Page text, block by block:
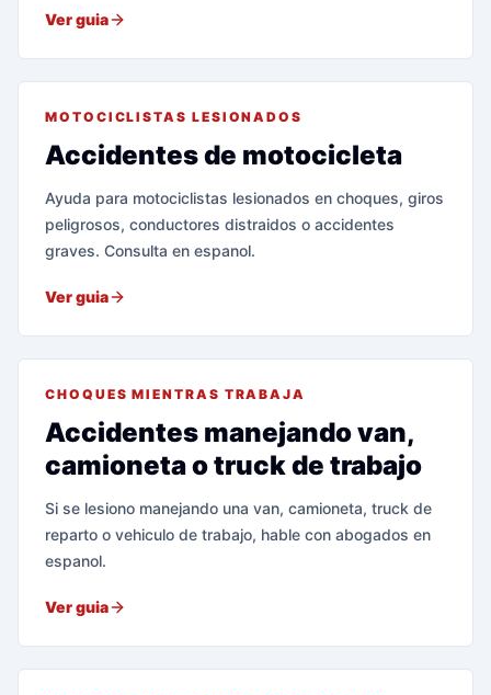
Ver guia
MOTOCICLISTAS LESIONADOS
Accidentes de motocicleta
Ayuda para motociclistas lesionados en choques, giros
peligrosos, conductores distraidos o accidentes
graves. Consulta en espanol.
Ver guia
CHOQUES MIENTRAS TRABAJA
Accidentes manejando van,
camioneta o truck de trabajo
Si se lesiono manejando una van, camioneta, truck de
reparto o vehiculo de trabajo, hable con abogados en
espanol.
Ver guia